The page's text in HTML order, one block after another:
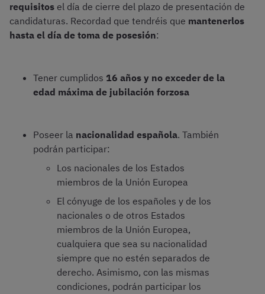
requisitos el día de cierre del plazo de presentación de
candidaturas. Recordad que tendréis que mantenerlos
hasta el día de toma de posesión:
Tener cumplidos 16 años y no exceder de la
edad máxima de jubilación forzosa
Poseer la nacionalidad española. También
podrán participar:
Los nacionales de los Estados
miembros de la Unión Europea
El cónyuge de los españoles y de los
nacionales o de otros Estados
miembros de la Unión Europea,
cualquiera que sea su nacionalidad
siempre que no estén separados de
derecho. Asimismo, con las mismas
condiciones, podrán participar los